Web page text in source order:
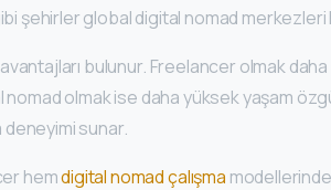
şehirler global digital nomad merkezleri
bulunur. Freelancer olmak
nomad olmak ise daha yüksek yaşam
deneyimi sunar.
hemdigital nomad çalışma